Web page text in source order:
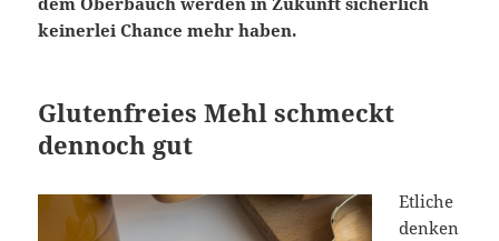
keinerlei Chance mehr haben.
Glutenfreies Mehl schmeckt
dennoch gut
Etliche
denken